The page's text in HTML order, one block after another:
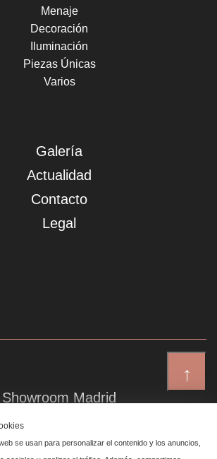
↑
Menaje
Decoración
Iluminación
Piezas Únicas
Varios
Galería
Actualidad
Contacto
Legal
Showroom Madrid
Plaza de Canalejas 6, 4 izq
Centro, 28014 Madrid
se usan para personalizar el contenido y los anuncios,